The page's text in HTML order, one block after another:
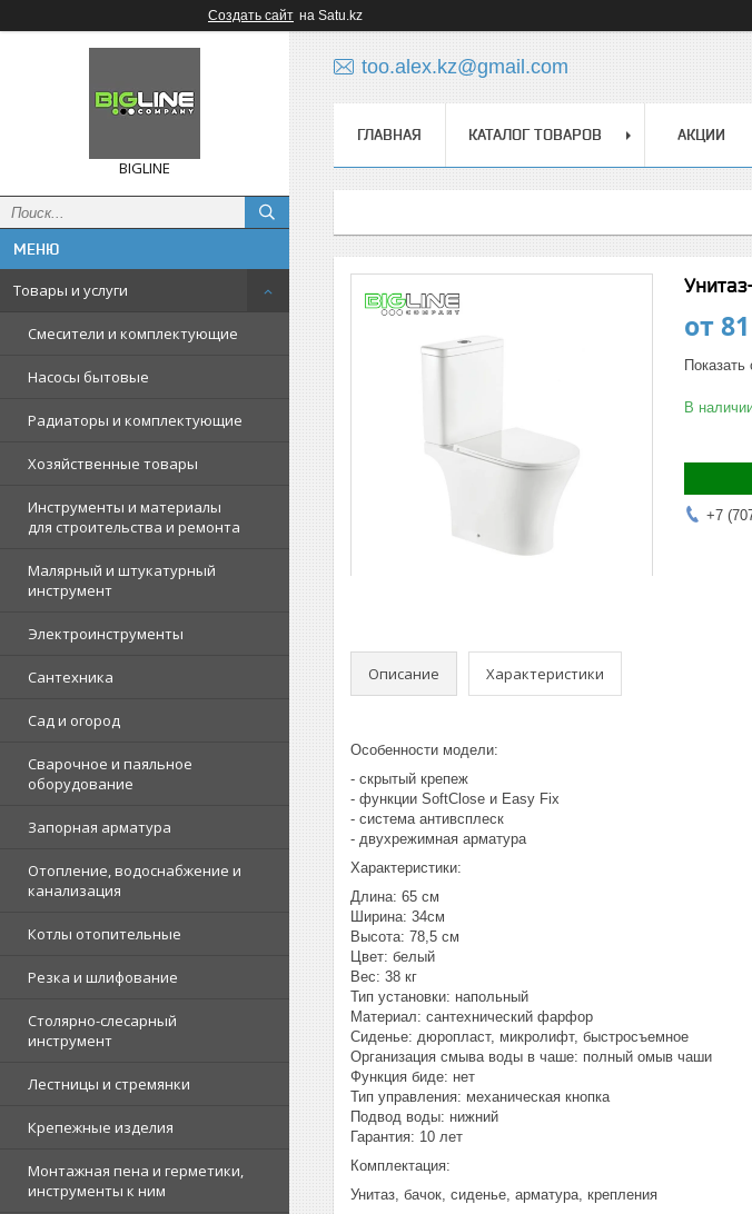
Создать сайт на Satu.kz
BIGLINE
Товары и услуги
Смесители и комплектующие
Насосы бытовые
Радиаторы и комплектующие
Хозяйственные товары
Инструменты и материалы
для строительства и ремонта
Малярный и штукатурный
инструмент
Электроинструменты
Сантехника
Сад и огород
Сварочное и паяльное
оборудование
Запорная арматура
Отопление, водоснабжение и
канализация
Котлы отопительные
Резка и шлифование
Столярно-слесарный
инструмент
Лестницы и стремянки
Крепежные изделия
Монтажная пена и герметики,
инструменты к ним
too.alex.kz@gmail.com
ГЛАВНАЯ КАТАЛОГ ТОВАРОВ АКЦИИ
от
В
+7
Описание Характеристики
Особенности модели:
- скрытый крепеж
- функции SoftClose и Easy Fix
- система антивсплеск
- двухрежимная арматура
Характеристики:
Длина: 65 см
Ширина: 34см
Высота: 78,5 см
Цвет: белый
Вес: 38 кг
Тип установки: напольный
Материал: сантехнический фарфор
Сиденье: дюропласт, микролифт, быстросъемное
Организация смыва воды в чаше: полный омыв чаши
Функция биде: нет
Тип управления: механическая кнопка
Подвод воды: нижний
Гарантия: 10 лет
Комплектация:
Унитаз, бачок, сиденье, арматура, крепления